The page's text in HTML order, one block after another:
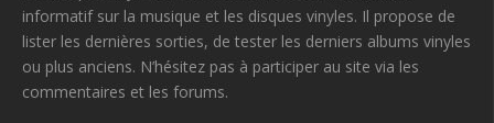
informatif sur la musique et les disques vinyles. Il propose de
lister les dernières sorties, de tester les derniers albums vinyles
ou plus anciens. N’hésitez pas à participer au site via les
commentaires et les forums.